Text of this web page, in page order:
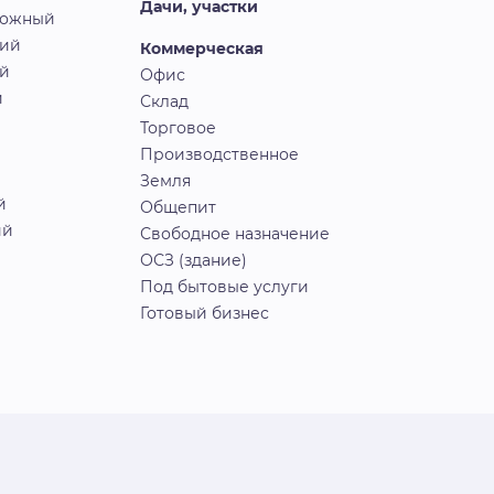
Дачи, участки
Коммерческая
Офис
Склад
Торговое
Производственное
Земля
Общепит
Свободное назначение
ОСЗ (здание)
Под бытовые услуги
Готовый бизнес